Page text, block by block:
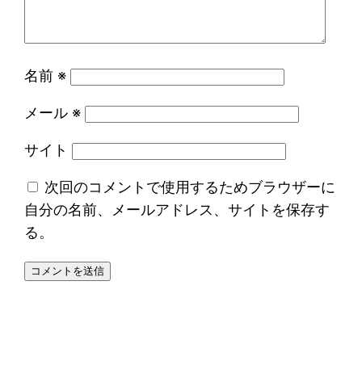
名前 ※
メール ※
サイト
次回のコメントで使用するためブラウザーに
自分の名前、メールアドレス、サイトを保存す
る。